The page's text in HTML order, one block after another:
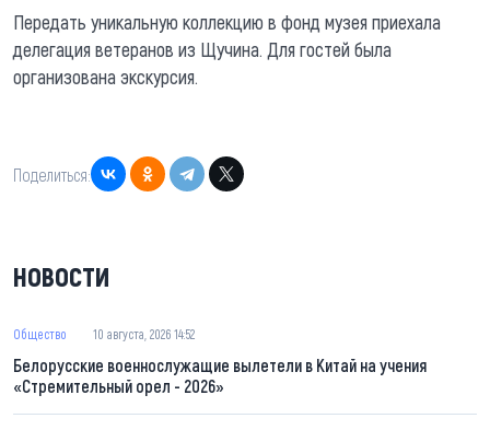
Передать уникальную коллекцию в фонд музея приехала
делегация ветеранов из Щучина. Для гостей была
организована экскурсия.
Поделиться:
НОВОСТИ
Общество 10 августа, 2026 14:52
Белорусские военнослужащие вылетели в Китай на учения
«Стремительный орел - 2026»